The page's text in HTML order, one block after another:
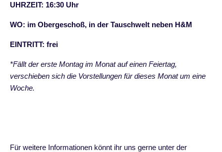
UHRZEIT: 16:30 Uhr
WO: im Obergeschoß, in der Tauschwelt neben H&M
EINTRITT: frei
*Fällt der erste Montag im Monat auf einen Feiertag,
verschieben sich die Vorstellungen für dieses Monat um eine
Woche.
Für weitere Informationen könnt ihr uns gerne unter der